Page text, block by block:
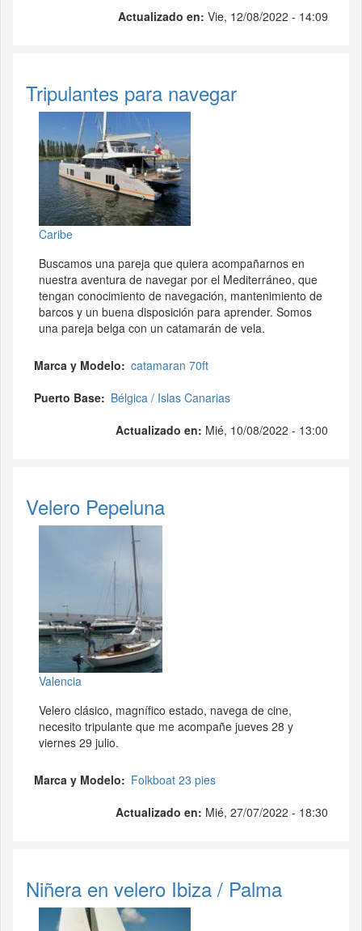
Actualizado en: Vie, 12/08/2022 - 14:09
Tripulantes para navegar
Caribe
Buscamos una pareja que quiera acompañarnos en
nuestra aventura de navegar por el Mediterráneo, que
tengan conocimiento de navegación, mantenimiento de
barcos y un buena disposición para aprender. Somos
una pareja belga con un catamarán de vela.
Marca y Modelo
catamaran 70ft
Puerto Base
Bélgica / Islas Canarias
Actualizado en: Mié, 10/08/2022 - 13:00
Velero Pepeluna
Valencia
Velero clásico, magnífico estado, navega de cine,
necesito tripulante que me acompañe jueves 28 y
viernes 29 julio.
Marca y Modelo
Folkboat 23 pies
Actualizado en: Mié, 27/07/2022 - 18:30
Niñera en velero Ibiza / Palma